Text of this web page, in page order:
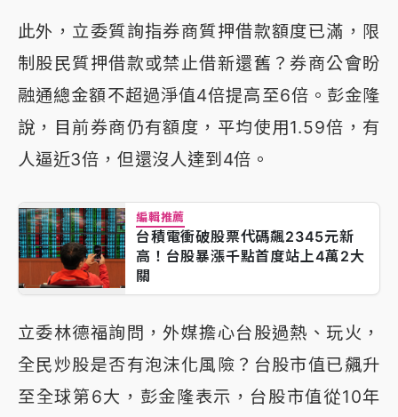
此外，立委質詢指券商質押借款額度已滿，限
制股民質押借款或禁止借新還舊？券商公會盼
融通總金額不超過淨值4倍提高至6倍。彭金隆
說，目前券商仍有額度，平均使用1.59倍，有
人逼近3倍，但還沒人達到4倍。
編輯推薦
台積電衝破股票代碼飆2345元新
高！台股暴漲千點首度站上4萬2大
關
立委林德福詢問，外媒擔心台股過熱、玩火，
全民炒股是否有泡沫化風險？台股市值已飆升
至全球第6大，彭金隆表示，台股市值從10年